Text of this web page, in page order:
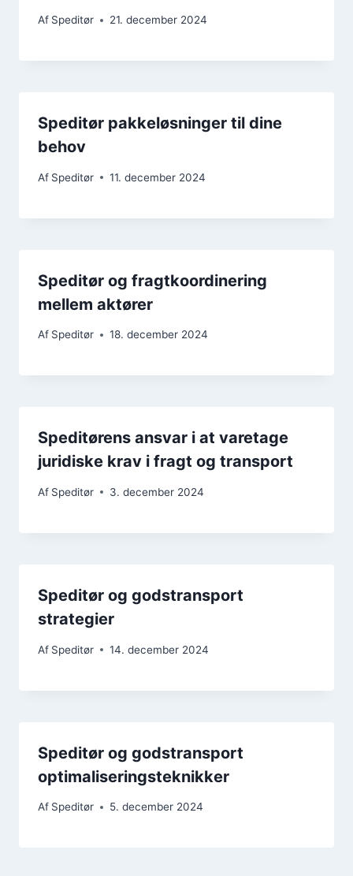
Af Speditør 21. december 2024
Speditør pakkeløsninger til dine
behov
Af Speditør 11. december 2024
Speditør og fragtkoordinering
mellem aktører
Af Speditør 18. december 2024
Speditørens ansvar i at varetage
juridiske krav i fragt og transport
Af Speditør 3. december 2024
Speditør og godstransport
strategier
Af Speditør 14. december 2024
Speditør og godstransport
optimaliseringsteknikker
Af Speditør 5. december 2024